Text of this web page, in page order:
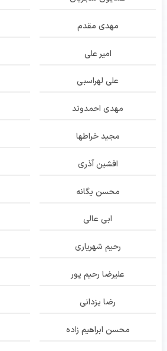
مهدی مقدم
امیر علی
علی لهراسبی
مهدی احمدوند
مجید خراطها
افشین آذری
محسن یگانه
ابی عالی
رحیم شهریاری
علیرضا رحیم پور
رضا یزدانی
محسن ابراهیم زاده